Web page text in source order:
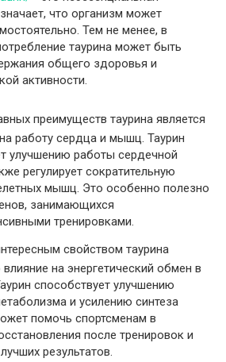
что организм может
Тем не менее, в
таурина может быть
общего здоровья и
активности.
преимуществ таурина является
работу сердца и мышц. Таурин
улучшению работы сердечной
регулирует сократительную
мышц. Это особенно полезно
занимающихся
тренировками.
свойством таурина
влияние на энергетический обмен в
способствует улучшению
и усилению синтеза
помочь спортсменам в
после тренировок и
результатов.